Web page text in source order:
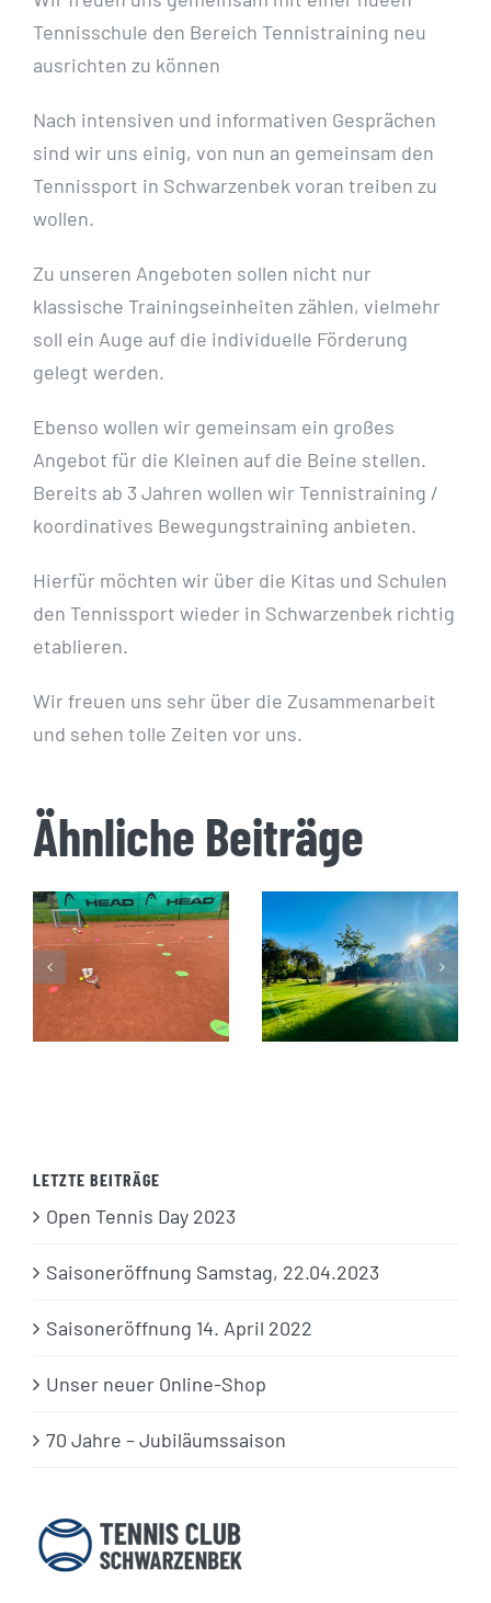
Tennisschule den Bereich Tennistraining neu
ausrichten zu können
Nach intensiven und informativen Gesprächen
sind wir uns einig, von nun an gemeinsam den
Tennissport in Schwarzenbek voran treiben zu
wollen.
Zu unseren Angeboten sollen nicht nur
klassische Trainingseinheiten zählen, vielmehr
soll ein Auge auf die individuelle Förderung
gelegt werden.
Ebenso wollen wir gemeinsam ein großes
Angebot für die Kleinen auf die Beine stellen.
Bereits ab 3 Jahren wollen wir Tennistraining /
koordinatives Bewegungstraining anbieten.
Hierfür möchten wir über die Kitas und Schulen
den Tennissport wieder in Schwarzenbek richtig
etablieren.
Wir freuen uns sehr über die Zusammenarbeit
und sehen tolle Zeiten vor uns.
Ähnliche Beiträge
Open Tennis
Day 2023
Saisoneröffnung
Samstag,
22.04.2023
LETZTE BEITRÄGE
Open Tennis Day 2023
Saisoneröffnung Samstag, 22.04.2023
Saisoneröffnung 14. April 2022
Unser neuer Online-Shop
70 Jahre – Jubiläumssaison